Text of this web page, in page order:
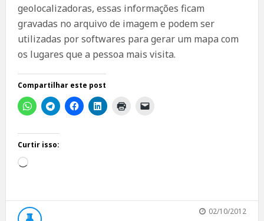
geolocalizadoras, essas informações ficam
gravadas no arquivo de imagem e podem ser
utilizadas por softwares para gerar um mapa com
os lugares que a pessoa mais visita.
Compartilhar este post
Curtir isso:
Carregando...
02/10/2012